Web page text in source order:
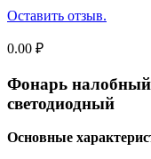
Оставить отзыв.
0.00 ₽
Фонарь
светодиодный
Основные